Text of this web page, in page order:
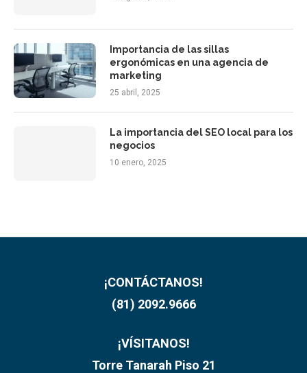
Importancia de las sillas
ergonómicas en una agencia de
marketing
25 abril, 2025
La importancia del SEO local para los
negocios
10 enero, 2025
¡CONTÁCTANOS!
(81) 2092.9666
¡VÍSITANOS!
Torre Tanarah Piso 21